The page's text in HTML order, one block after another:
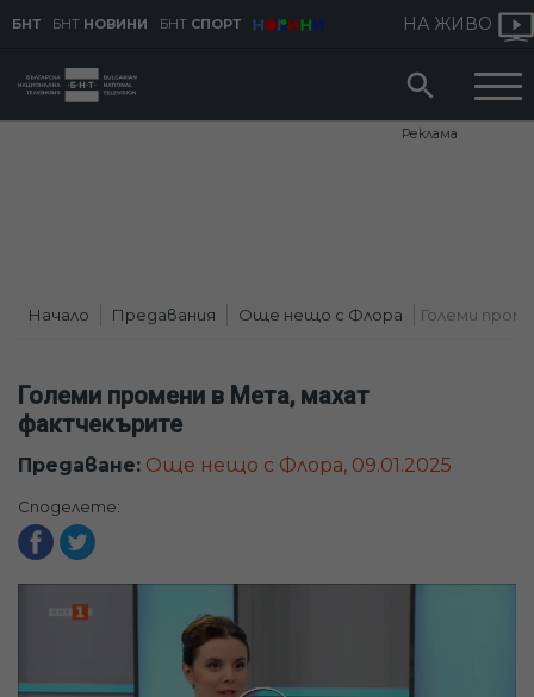
БНТ БНТ НОВИНИ БНТ СПОРТ НА ЖИВО
Реклама
Начало Предавания Още нещо с Флора Големи
Големи промени в Мета, махат
фактчекърите
Предаване: Още нещо с Флора, 09.01.2025
Споделете: